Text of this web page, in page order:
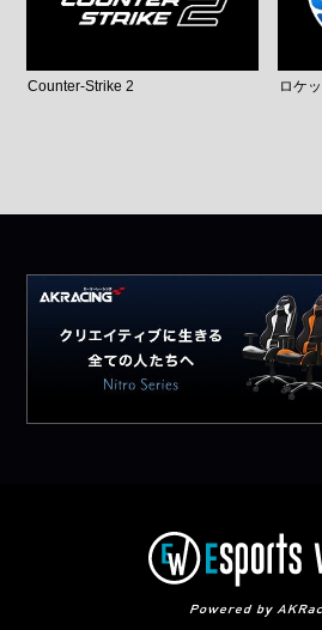
Counter-Strike 2 ロケ